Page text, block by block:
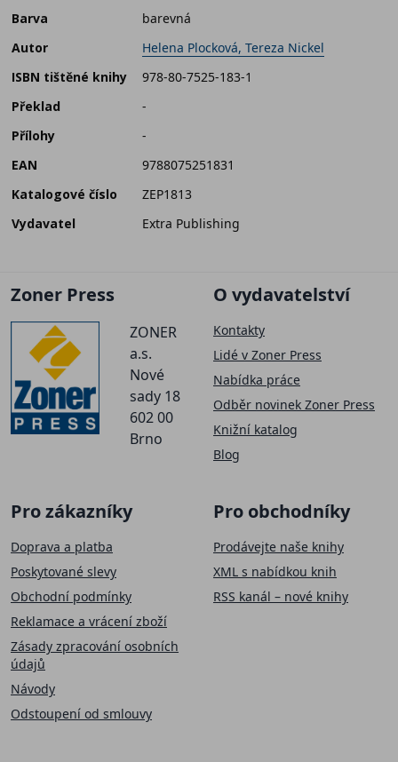
Barva
barevná
Autor
Helena Plocková, Tereza Nickel
ISBN tištěné knihy
978-80-7525-183-1
Překlad
-
Přílohy
-
EAN
9788075251831
Katalogové číslo
ZEP1813
Vydavatel
Extra Publishing
Zoner Press
ZONER
a.s.
Nové
sady 18
602 00
Brno
O vydavatelství
Kontakty
Lidé v Zoner Press
Nabídka práce
Odběr novinek Zoner Press
Knižní katalog
Blog
Pro zákazníky
Doprava a platba
Poskytované slevy
Obchodní podmínky
Reklamace a vrácení zboží
Zásady zpracování osobních
údajů
Návody
Odstoupení od smlouvy
Pro obchodníky
Prodávejte naše knihy
XML s nabídkou knih
RSS kanál – nové knihy